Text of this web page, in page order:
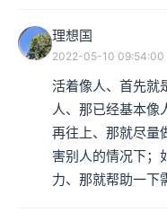
理想国
2022-05-10 09:54:00
活着像人、首先就
人、那已经基本像
再往上、那就尽量
害别人的情况下；
力、那就帮助一